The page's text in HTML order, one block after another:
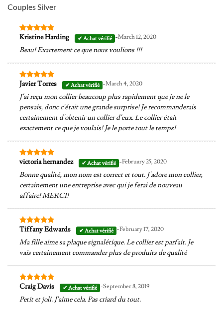
Couples Silver
Note5sur
Kristine Harding -March 12, 2020
Beau! Exactement ce que nous voulions !!!
Note5sur
Javier Torres -March 4, 2020
J'ai reçu mon collier beaucoup plus rapidement que je ne le
pensais, donc c'était une grande surprise! Je recommanderais
certainement d'obtenir un collier d'eux. Le collier était
exactement ce que je voulais! Je le porte tout le temps!
Note5sur
victoria hernandez -February 25, 2020
Bonne qualité, mon nom est correct et tout. J'adore mon collier,
certainement une entreprise avec qui je ferai de nouveau
affaire! MERCI!
Note5sur
Tiffany Edwards -February 17, 2020
Ma fille aime sa plaque signalétique. Le collier est parfait. Je
vais certainement commander plus de produits de qualité
Note 5sur
Craig Davis -September 8, 2019
Petit et joli. J'aime cela. Pas criard du tout.